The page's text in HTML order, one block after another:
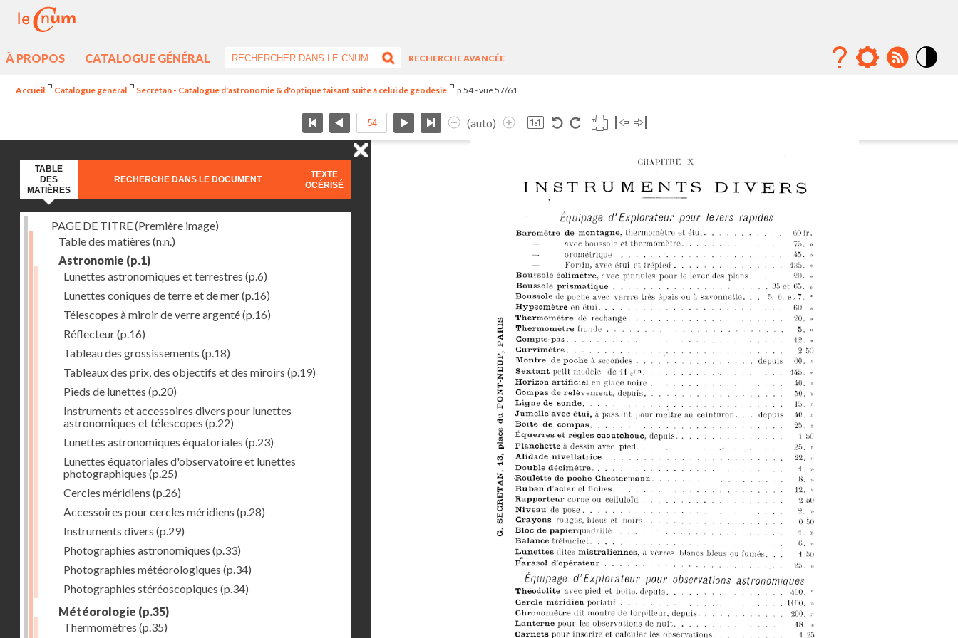
À PROPOS CATALOGUE GÉNÉRAL
RECHERCHE AVANCÉE
Accueil Catalogue général Secrétan - Catalogue d'astronomie & d'optique faisant suite à celui de géodésie p.54 - vue 57/61
(auto)
TABLE
DES
MATIÈRES
RECHERCHE DANS LE DOCUMENT
TEXTE
OCÉRISÉ
PAGE DE TITRE (Première image)
Table des matières (n.n.)
Astronomie (p.1)
Lunettes astronomiques et terrestres (p.6)
Lunettes coniques de terre et de mer(p.16)
Télescopes à miroir de verre argenté(p.16)
Réflecteur(p.16)
Tableau des grossissements (p.18)
Tableaux des prix, des objectifs et des miroirs (p.19)
Pieds de lunettes (p.20)
Instruments et accessoires divers pour lunettes
astronomiques et télescopes (p.22)
Lunettes astronomiques équatoriales (p.23)
Lunettes équatoriales d'observatoire et lunettes
photographiques (p.25)
Cercles méridiens (p.26)
Accessoires pour cercles méridiens (p.28)
Instruments divers (p.29)
Photographies astronomiques (p.33)
Photographies météorologiques (p.34)
Photographies stéréoscopiques (p.34)
Météorologie (p.35)
Thermomètres (p.35)